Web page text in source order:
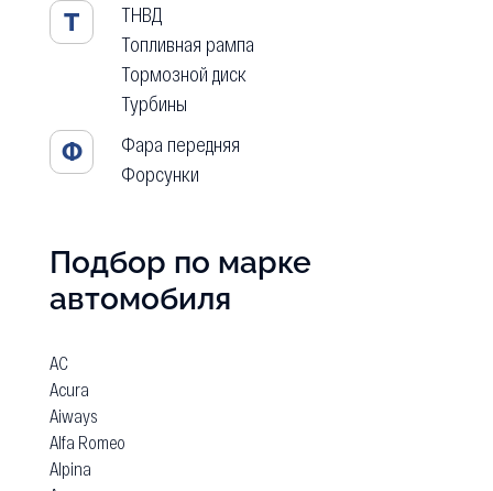
Т
ТНВД
Топливная рампа
Тормозной диск
Турбины
Ф
Фара передняя
Форсунки
Подбор по марке
автомобиля
AC
Acura
Aiways
Alfa Romeo
Alpina